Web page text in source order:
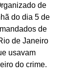
de
do dia 5 de
de
de Janeiro
usavam
do crime.